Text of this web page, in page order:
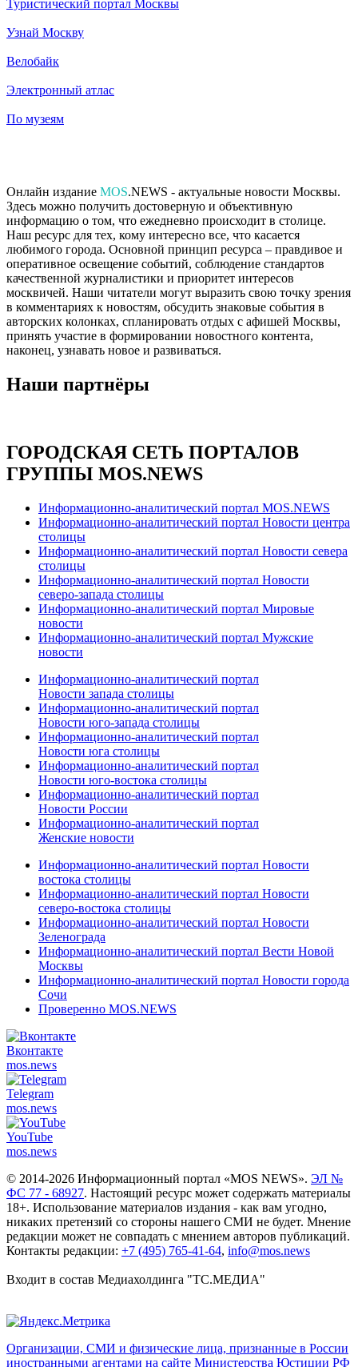
Туристический портал Москвы
Узнай Москву
Велобайк
Электронный атлас
По музеям
Онлайн издание MOS.NEWS - актуальные новости Москвы.
Здесь можно получить достоверную и объективную
информацию о том, что ежедневно происходит в столице.
Наш ресурс для тех, кому интересно все, что касается
любимого города. Основной принцип ресурса – правдивое и
оперативное освещение событий, соблюдение стандартов
качественной журналистики и приоритет интересов
москвичей. Наши читатели могут выразить свою точку зрения
в комментариях к новостям, обсудить знаковые события в
авторских колонках, спланировать отдых с афишей Москвы,
принять участие в формировании новостного контента,
наконец, узнавать новое и развиваться.
Наши партнёры
ГОРОДСКАЯ СЕТЬ ПОРТАЛОВ
ГРУППЫ MOS.NEWS
Информационно-аналитический портал MOS.NEWS
Информационно-аналитический портал Новости центра
столицы
Информационно-аналитический портал Новости севера
столицы
Информационно-аналитический портал Новости
северо-запада столицы
Информационно-аналитический портал Мировые
новости
Информационно-аналитический портал Мужские
новости
Информационно-аналитический портал
Новости запада столицы
Информационно-аналитический портал
Новости юго-запада столицы
Информационно-аналитический портал
Новости юга столицы
Информационно-аналитический портал
Новости юго-востока столицы
Информационно-аналитический портал
Новости России
Информационно-аналитический портал
Женские новости
Информационно-аналитический портал Новости
востока столицы
Информационно-аналитический портал Новости
северо-востока столицы
Информационно-аналитический портал Новости
Зеленограда
Информационно-аналитический портал Вести Новой
Москвы
Информационно-аналитический портал Новости города
Сочи
Проверенно MOS.NEWS
Вконтакте
mos.news
Telegram
mos.news
YouTube
mos.news
© 2014-2026 Информационный портал «MOS NEWS». ЭЛ №
ФС 77 - 68927. Настоящий ресурс может содержать материалы
18+. Использование материалов издания - как вам угодно,
никаких претензий со стороны нашего СМИ не будет. Мнение
редакции может не совпадать с мнением авторов публикаций.
Контакты редакции: +7 (495) 765-41-64, info@mos.news
Входит в состав Медиахолдинга "ТС.МЕДИА"
Организации, СМИ и физические лица, признанные в России
иностранными агентами на сайте Министерства Юстиции РФ